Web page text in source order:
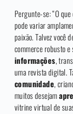
Pergunte-se: “O
pode variar
paixão. Talvez você
commerce robusto
informações,
uma revista digital.
comunidade,
muitos desejam
vitrine virtual de